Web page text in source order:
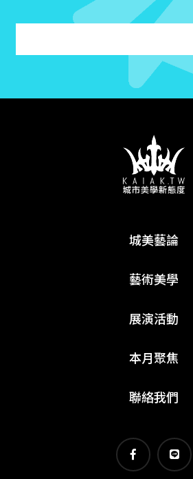
城美藝論
藝術美學
展演活動
本月聚焦
聯絡我們